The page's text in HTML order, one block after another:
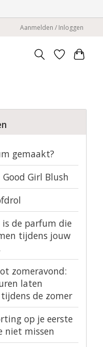
Aanmelden / Inloggen
gemaakt?
Girl Blush
is de parfum die
tijdens jouw
zomeravond:
laten
de zomer
op je eerste
niet missen